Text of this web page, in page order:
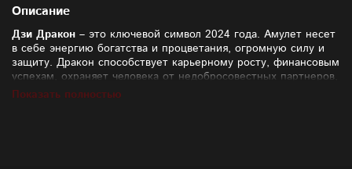
Описание
Дзи Дракон – это ключевой символ 2024 года. Амулет несет
в себе энергию богатства и процветания, огромную силу и
защиту. Дракон способствует карьерному росту, финансовым
успехам, охраняет человека от недобросовестных партнеров,
конкурентов и вообще от негативно настроенных людей.
Показать полностью